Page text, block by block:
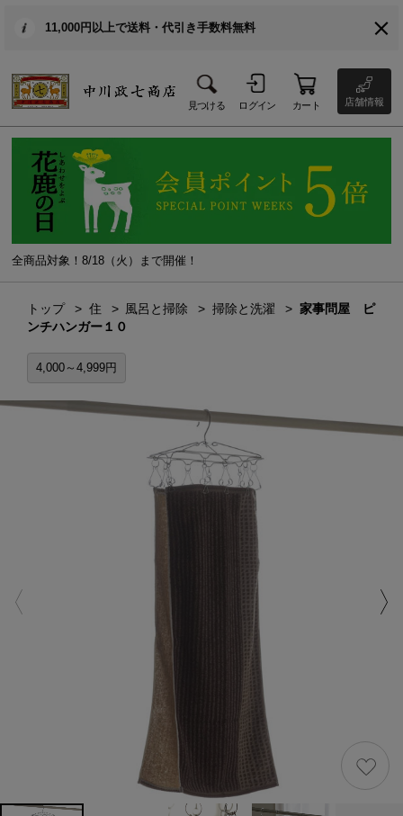
11,000円以上で送料・代引き手数料無料
見つける ログイン カート 店舗情報
全商品対象！8/18（火）まで開催！
トップ 住 風呂と掃除 掃除と洗濯
家事問屋 ピ
ンチハンガー１０
4,000～4,999円